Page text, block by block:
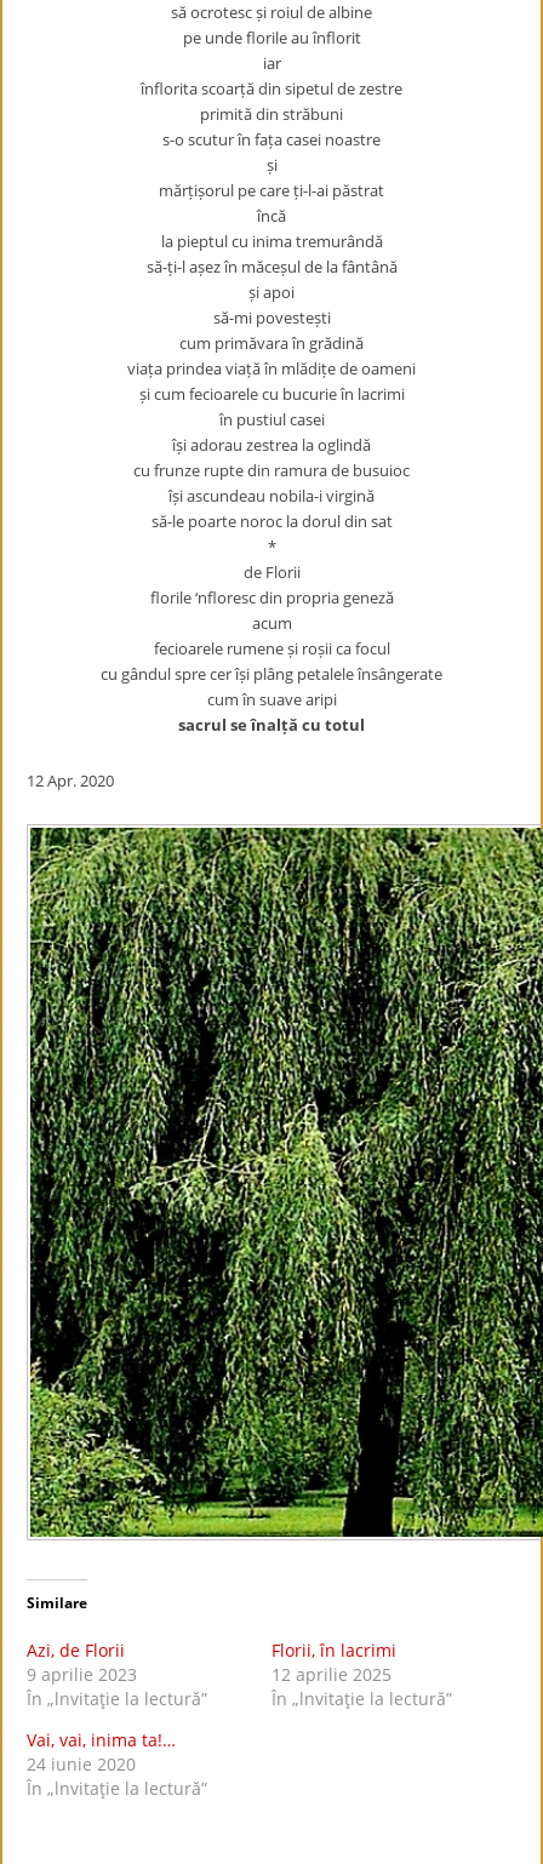
să ocrotesc și roiul de albine
pe unde florile au înflorit
iar
înflorita scoarță din sipetul de zestre
primită din străbuni
s-o scutur în fața casei noastre
și
mărțișorul pe care ți-l-ai păstrat
încă
la pieptul cu inima tremurândă
să-ți-l așez în măceșul de la fântână
și apoi
să-mi povestești
cum primăvara în grădină
viața prindea viață în mlădițe de oameni
și cum fecioarele cu bucurie în lacrimi
în pustiul casei
își adorau zestrea la oglindă
cu frunze rupte din ramura de busuioc
își ascundeau nobila-i virgină
să-le poarte noroc la dorul din sat
*
de Florii
florile ‘nfloresc din propria geneză
acum
fecioarele rumene și roșii ca focul
cu gândul spre cer își plâng petalele însângerate
cum în suave aripi
sacrul se înalță cu totul
12 Apr. 2020
Similare
Azi, de Florii
9 aprilie 2023
În „lnvitaţie la lectură”
Florii, în lacrimi
12 aprilie 2025
În „lnvitaţie la lectură”
Vai, vai, inima ta!…
24 iunie 2020
În „lnvitaţie la lectură”